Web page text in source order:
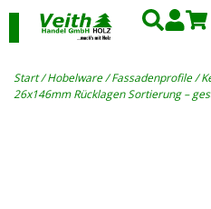
Start/Hobelware/Fassadenprofile/
26x146mm Rücklagen Sortierung –